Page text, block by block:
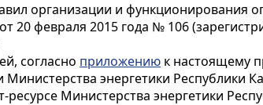
организации и функционирования
20 февраля 2015 года № 106
согласно приложению к настоящему
энергетики Республики
Министерства энергетики